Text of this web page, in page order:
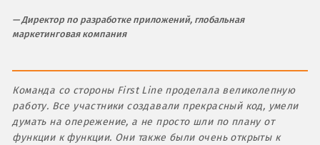
Директор по разработке приложений, глобальная
маркетинговая компания
Команда со стороны First Line проделала великолепную
работу. Все участники создавали прекрасный код, умели
думать на опережение, а не просто шли по плану от
функции к функции. Они также были очень открыты к